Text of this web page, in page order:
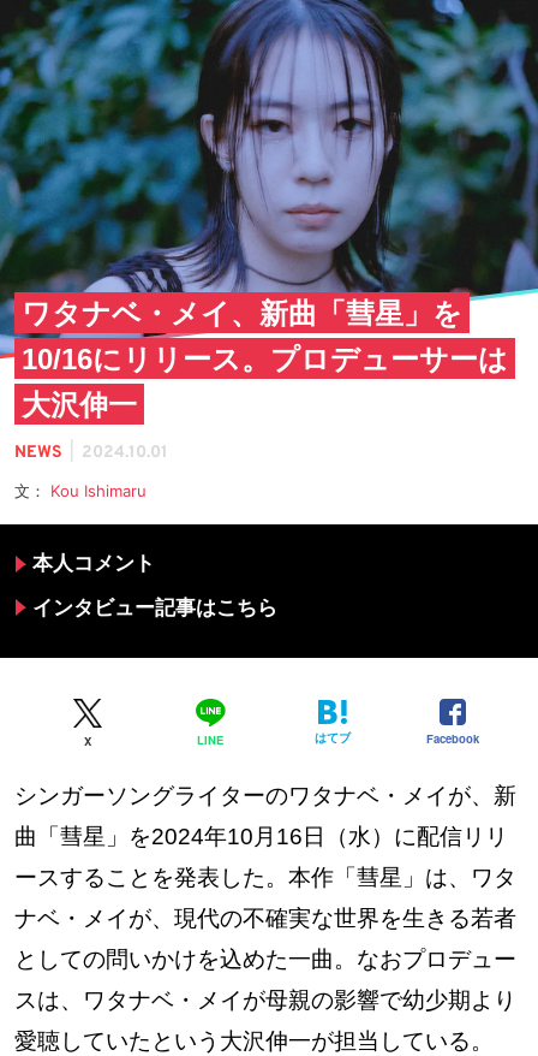
ワタナベ・メイ、新曲「彗星」を
10/16にリリース。プロデューサーは
大沢伸一
NEWS 2024.10.01
文： Kou Ishimaru
本人コメント
インタビュー記事はこちら
X LINE はてブ Facebook
シンガーソングライターのワタナベ・メイが、新
曲「彗星」を2024年10月16日（水）に配信リリ
ースすることを発表した。本作「彗星」は、ワタ
ナベ・メイが、現代の不確実な世界を生きる若者
としての問いかけを込めた一曲。なおプロデュー
スは、ワタナベ・メイが母親の影響で幼少期より
愛聴していたという大沢伸一が担当している。